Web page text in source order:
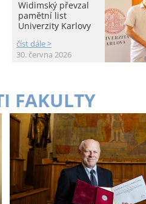
Widimský převzal
pamětní list
Univerzity Karlovy
číst dále >
30. června 2026
FAKULTY